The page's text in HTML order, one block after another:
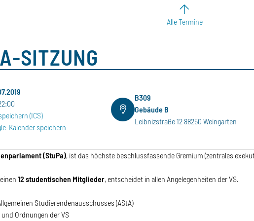
Alle Termine
SITZUNG
(ICS)
Kalender speichern
B309
Gebäude B
Leibnizstraße 12 88250 Weingarten
(StuPa), ist das höchste beschlussfassende Gremium (zentrales
12 studentischen Mitglieder, entscheidet in allen Angelegenheiten der VS.
Studierendenausschusses (AStA)
Ordnungen der VS